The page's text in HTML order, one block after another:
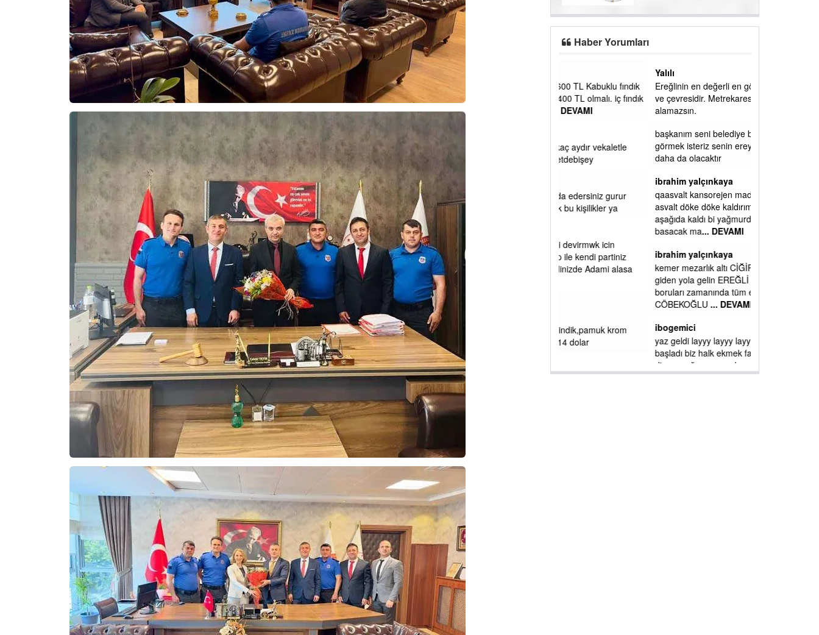
Haber Yorumları
Mustafa Ozturk
İç fındığın fiyatı bu gün 1600 TL Kabuklu fındık
bu fiyatın dörtte biri yani 400 TL olmalı. iç fındık
dört katına satılıyor. iç f... DEVAMI
ibrahim yalçınkaya
POSBIYIK nerelerde ya kaç aydır vekaletle
belediye yönetilirmi hayretdebişey
Kadir inanc
Ekmek yediğiniz yere veda edersiniz gurur
tablosu yaparsınız değişik bu kişilikler ya
Muhammed
Valla tren kactj gitti.Uysali devirmwk icin
elinizden ne geliyosa Chp ile kendi partiniz
aleyhine calistiniz.Becerdinizde Adami alasa
ettiniz.Sonuc ... DEVAMI
1950 türkiye
ihracati,tütün,kuruüzüm,findik,pamuk krom
mdeni,kafa basi senede 14 dolar
Ereğlinin en değerli en gözde yeri yalı caddesi
ve çevresidir. Metrekaresi 500 bin liraya
alamazsın.
başkanım seni belediye başkanlığında da
görmek isteriz senin ereyliye katkın çok oldu
daha da olacaktır
qaasvalt kansorejen madde mahalle aralarında
asvalt döke döke kaldırımlar ana yoldan
aşağıda kaldı bi yağmurda dükkanları su
ibrahim yalçınkaya
kemer mezarlık altı CİĞİRLİK deniz kenarına
giden yola gelin EREĞLİ BELEDİYESİ o
boruları zamanında tüm ereğli de RUHİ
... DEVAMI
ibogemici
yaz geldi layyy layyy layy lom festivalleri
başladı biz halk ekmek fabrikası kent lokantası
diyoruz ağacum yaz konserleri diyor